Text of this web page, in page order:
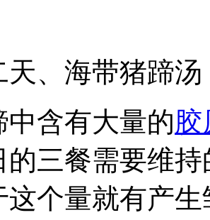
、海带猪蹄汤
含有大量的胶
的三餐需要维持
这个量就有产